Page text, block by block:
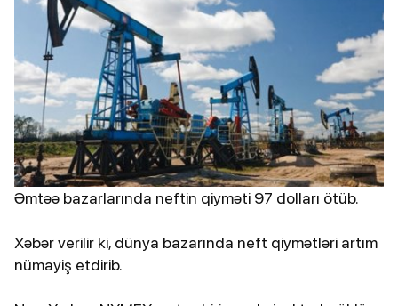
Əmtəə bazarlarında neftin qiyməti 97 dolları ötüb.
Xəbər verilir ki, dünya bazarında neft qiymətləri artım
nümayiş etdirib.